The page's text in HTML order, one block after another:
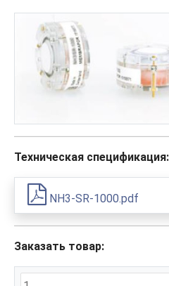
Техническая спецификация:
NH3-SR-1000.pdf
Заказать товар: